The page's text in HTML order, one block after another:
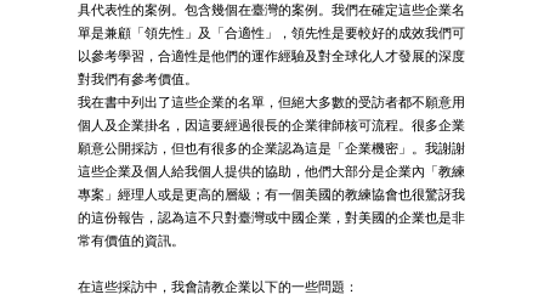
具代表性的案例。包含幾個在臺灣的案例。我們在確定這些企業名
單是兼顧「領先性」及「合適性」，領先性是要較好的成效我們可
以參考學習，合適性是他們的運作經驗及對全球化人才發展的深度
對我們有參考價值。
我在書中列出了這些企業的名單，但絕大多數的受訪者都不願意用
個人及企業掛名，因這要經過很長的企業律師核可流程。很多企業
願意公開採訪，但也有很多的企業認為這是「企業機密」。我謝謝
這些企業及個人給我個人提供的協助，他們大部分是企業內「教練
專案」經理人或是更高的層級；有一個美國的教練協會也很驚訝我
的這份報告，認為這不只對臺灣或中國企業，對美國的企業也是非
常有價值的資訊。
在這些採訪中，我會請教企業以下的一些問題：